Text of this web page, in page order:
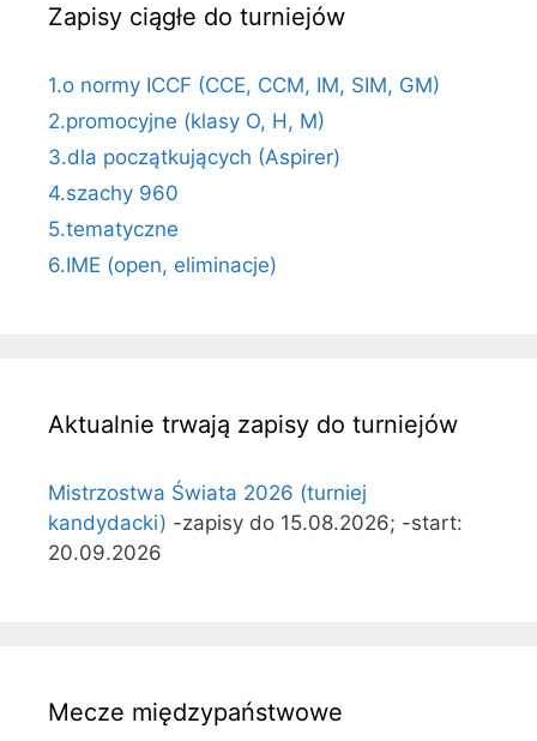
Zapisy ciągłe do turniejów
1.o normy ICCF (CCE, CCM, IM, SIM, GM)
2.promocyjne (klasy O, H, M)
3.dla początkujących (Aspirer)
4.szachy 960
5.tematyczne
6.IME (open, eliminacje)
Aktualnie trwają zapisy do turniejów
Mistrzostwa Świata 2026 (turniej
kandydacki) -zapisy do 15.08.2026; -start:
20.09.2026
Mecze międzypaństwowe